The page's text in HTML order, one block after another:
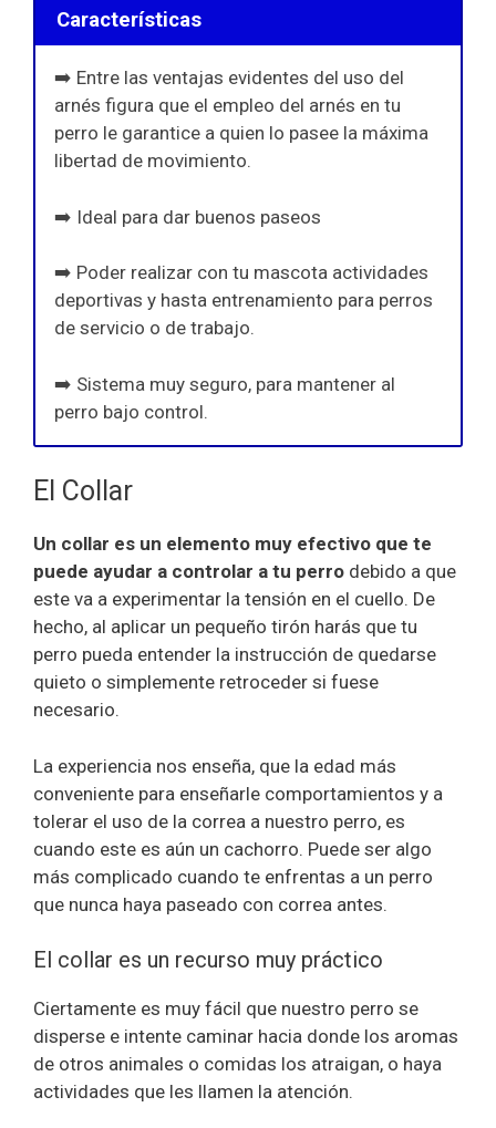
Características
➡️ Entre las ventajas evidentes del uso del
arnés figura que el empleo del arnés en tu
perro le garantice a quien lo pasee la máxima
libertad de movimiento.
➡️ Ideal para dar buenos paseos
➡️ Poder realizar con tu mascota actividades
deportivas y hasta entrenamiento para perros
de servicio o de trabajo.
➡️ Sistema muy seguro, para mantener al
perro bajo control.
El Collar
Un collar es un elemento muy efectivo que te
puede ayudar a controlar a tu perro debido a que
este va a experimentar la tensión en el cuello. De
hecho, al aplicar un pequeño tirón harás que tu
perro pueda entender la instrucción de quedarse
quieto o simplemente retroceder si fuese
necesario.
La experiencia nos enseña, que la edad más
conveniente para enseñarle comportamientos y a
tolerar el uso de la correa a nuestro perro, es
cuando este es aún un cachorro. Puede ser algo
más complicado cuando te enfrentas a un perro
que nunca haya paseado con correa antes.
El collar es un recurso muy práctico
Ciertamente es muy fácil que nuestro perro se
disperse e intente caminar hacia donde los aromas
de otros animales o comidas los atraigan, o haya
actividades que les llamen la atención.